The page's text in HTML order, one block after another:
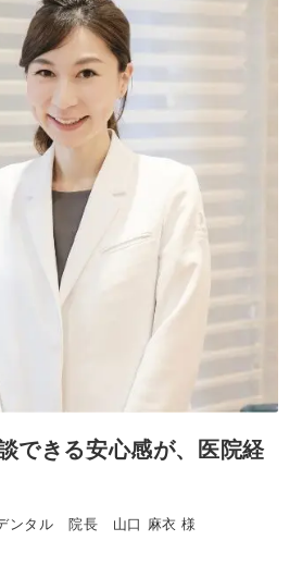
できる安心感が、医院経
ンタル 院長 山口 麻衣 様